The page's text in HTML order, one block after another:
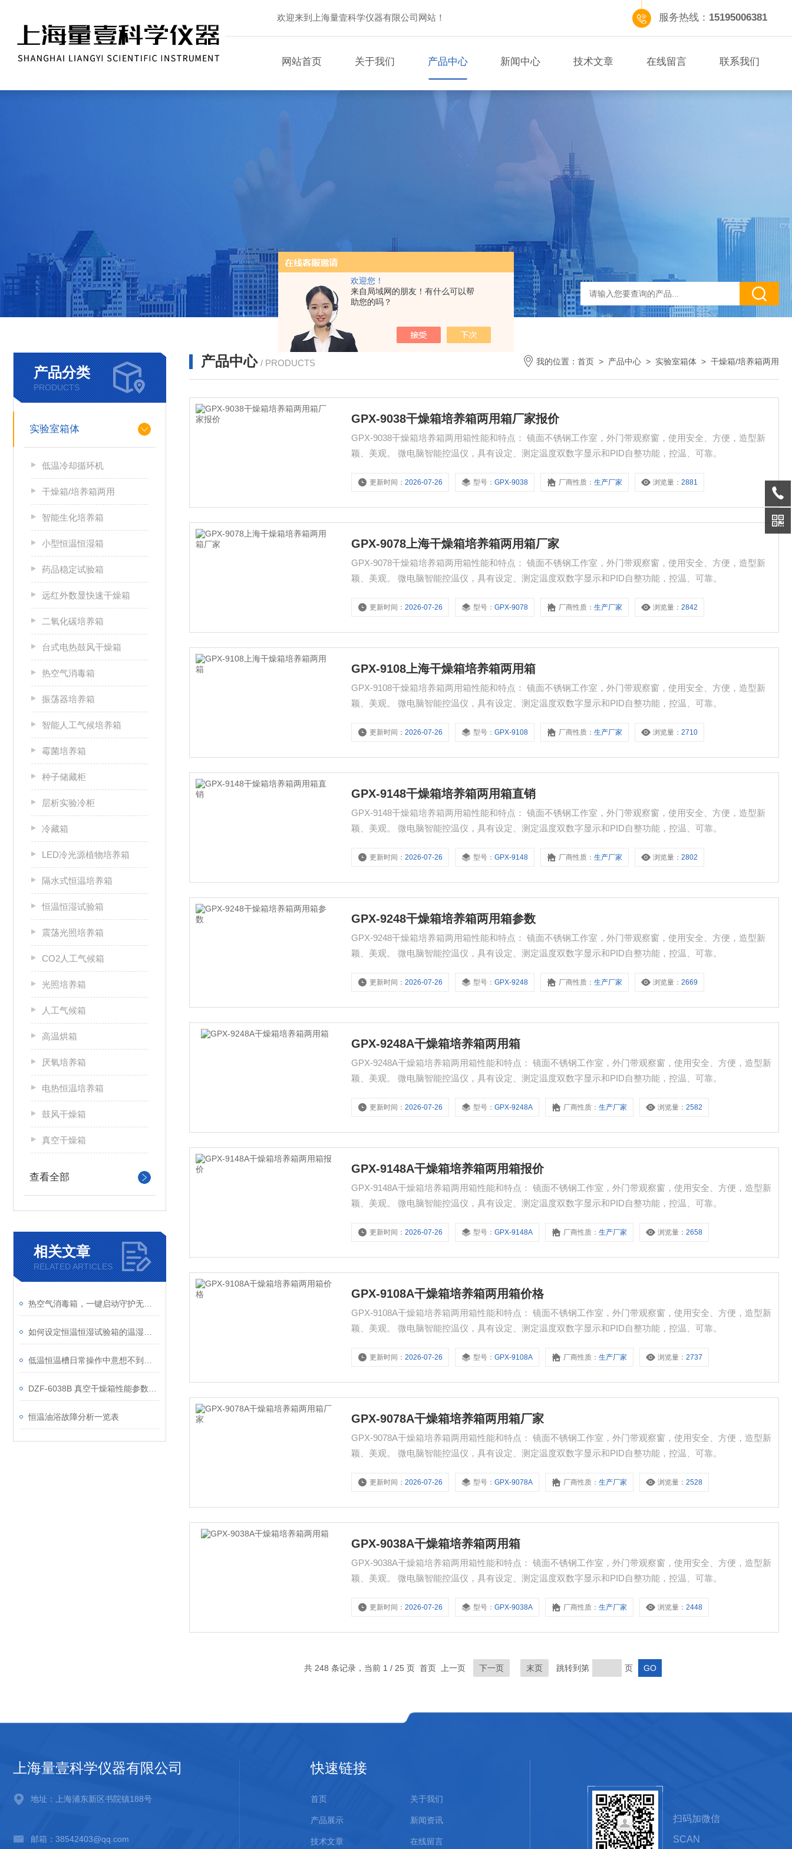
欢迎您！
来自局域网的朋友！有什么可以帮
助您的吗？
欢迎来到上海量壹科学仪器有限公司网站！ 服务热线： 15195006381
网站首页 关于我们 产品中心 新闻中心 技术文章 在线留言 联系我们
产品分类
PRODUCTS
实验室箱体
低温冷却循环机
干燥箱/培养箱两用
智能生化培养箱
小型恒温恒湿箱
药品稳定试验箱
远红外数显快速干燥箱
二氧化碳培养箱
台式电热鼓风干燥箱
热空气消毒箱
振荡器培养箱
智能人工气候培养箱
霉菌培养箱
种子储藏柜
层析实验冷柜
冷藏箱
LED冷光源植物培养箱
隔水式恒温培养箱
恒温恒湿试验箱
震荡光照培养箱
CO2人工气候箱
光照培养箱
人工气候箱
高温烘箱
厌氧培养箱
电热恒温培养箱
鼓风干燥箱
真空干燥箱
查看全部
相关文章
RELATED ARTICLES
恒温油浴故障分析一览表
产品中心 / PRODUCTS 我的位置： 首页 > 产品中心 > 实验室箱体 > 干燥箱/培养箱两用
GPX-9038干燥箱培养箱两用箱厂家报价
GPX-9038干燥箱培养箱两用箱性能和特点： 镜面不锈钢工作室，外门带观察窗，使用安全、方便，造型新
颖、美观。 微电脑智能控温仪，具有设定、测定温度双数字显示和PID自整功能，控温、可靠。
更新时间：2026-07-26 型号：GPX-9038 厂商性质：生产厂家 浏览量：2881
GPX-9078上海干燥箱培养箱两用箱厂家
GPX-9078干燥箱培养箱两用箱性能和特点： 镜面不锈钢工作室，外门带观察窗，使用安全、方便，造型新
颖、美观。 微电脑智能控温仪，具有设定、测定温度双数字显示和PID自整功能，控温、可靠。
更新时间：2026-07-26 型号：GPX-9078 厂商性质：生产厂家 浏览量：2842
GPX-9108上海干燥箱培养箱两用箱
GPX-9108干燥箱培养箱两用箱性能和特点： 镜面不锈钢工作室，外门带观察窗，使用安全、方便，造型新
颖、美观。 微电脑智能控温仪，具有设定、测定温度双数字显示和PID自整功能，控温、可靠。
更新时间：2026-07-26 型号：GPX-9108 厂商性质：生产厂家 浏览量：2710
GPX-9148干燥箱培养箱两用箱直销
GPX-9148干燥箱培养箱两用箱性能和特点： 镜面不锈钢工作室，外门带观察窗，使用安全、方便，造型新
颖、美观。 微电脑智能控温仪，具有设定、测定温度双数字显示和PID自整功能，控温、可靠。
更新时间：2026-07-26 型号：GPX-9148 厂商性质：生产厂家 浏览量：2802
GPX-9248干燥箱培养箱两用箱参数
GPX-9248干燥箱培养箱两用箱性能和特点： 镜面不锈钢工作室，外门带观察窗，使用安全、方便，造型新
颖、美观。 微电脑智能控温仪，具有设定、测定温度双数字显示和PID自整功能，控温、可靠。
更新时间：2026-07-26 型号：GPX-9248 厂商性质：生产厂家 浏览量：2669
GPX-9248A干燥箱培养箱两用箱
GPX-9248A干燥箱培养箱两用箱性能和特点： 镜面不锈钢工作室，外门带观察窗，使用安全、方便，造型新
颖、美观。 微电脑智能控温仪，具有设定、测定温度双数字显示和PID自整功能，控温、可靠。
更新时间：2026-07-26 型号：GPX-9248A 厂商性质：生产厂家 浏览量：2582
GPX-9148A干燥箱培养箱两用箱报价
GPX-9148A干燥箱培养箱两用箱性能和特点： 镜面不锈钢工作室，外门带观察窗，使用安全、方便，造型新
颖、美观。 微电脑智能控温仪，具有设定、测定温度双数字显示和PID自整功能，控温、可靠。
更新时间：2026-07-26 型号：GPX-9148A 厂商性质：生产厂家 浏览量：2658
GPX-9108A干燥箱培养箱两用箱价格
GPX-9108A干燥箱培养箱两用箱性能和特点： 镜面不锈钢工作室，外门带观察窗，使用安全、方便，造型新
颖、美观。 微电脑智能控温仪，具有设定、测定温度双数字显示和PID自整功能，控温、可靠。
更新时间：2026-07-26 型号：GPX-9108A 厂商性质：生产厂家 浏览量：2737
GPX-9078A干燥箱培养箱两用箱厂家
GPX-9078A干燥箱培养箱两用箱性能和特点： 镜面不锈钢工作室，外门带观察窗，使用安全、方便，造型新
颖、美观。 微电脑智能控温仪，具有设定、测定温度双数字显示和PID自整功能，控温、可靠。
更新时间：2026-07-26 型号：GPX-9078A 厂商性质：生产厂家 浏览量：2528
GPX-9038A干燥箱培养箱两用箱
GPX-9038A干燥箱培养箱两用箱性能和特点： 镜面不锈钢工作室，外门带观察窗，使用安全、方便，造型新
颖、美观。 微电脑智能控温仪，具有设定、测定温度双数字显示和PID自整功能，控温、可靠。
更新时间：2026-07-26 型号：GPX-9038A 厂商性质：生产厂家 浏览量：2448
共 248 条记录，当前 1 / 25 页 首页 上一页 下一页 末页 跳转到第 页
上海量壹科学仪器有限公司
地址：上海浦东新区书院镇188号
邮箱：38542403@qq.com
快速链接
首页 关于我们
产品展示 新闻资讯
技术文章 在线留言
扫码加微信
SCAN